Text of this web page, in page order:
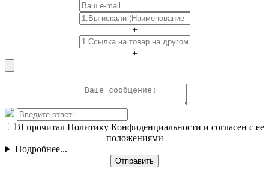
+
+
Я прочитал Политику Конфиденциальности и согласен с ее
положениями
Подробнее...
Отправить